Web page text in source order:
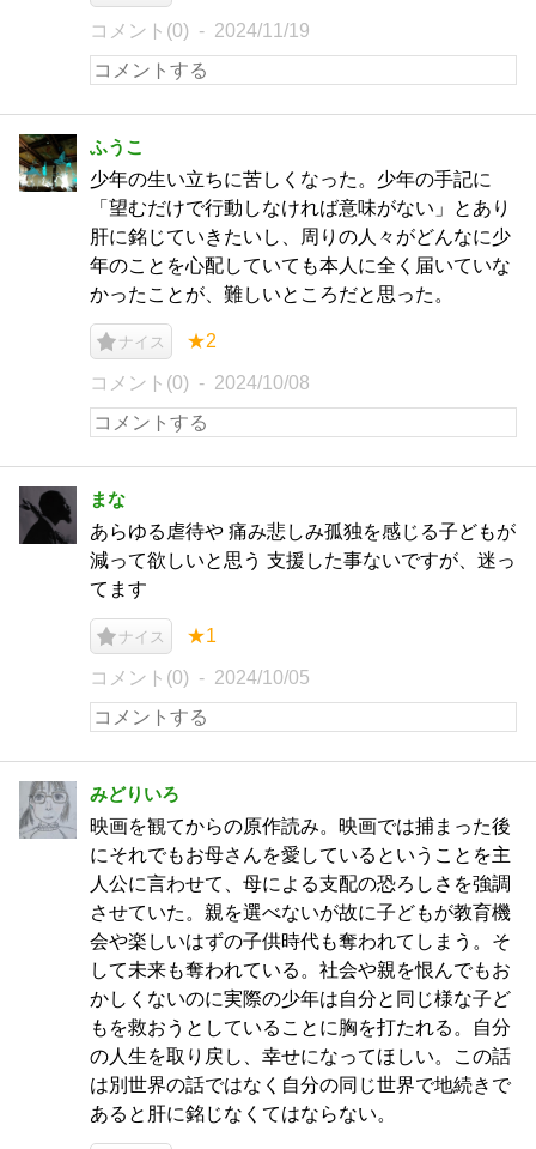
コメント(0) 2024/11/19
ふうこ
少年の生い立ちに苦しくなった。少年の手記に
「望むだけで行動しなければ意味がない」とあり
肝に銘じていきたいし、周りの人々がどんなに少
年のことを心配していても本人に全く届いていな
かったことが、難しいところだと思った。
ナイス ★2
コメント(0) 2024/10/08
まな
あらゆる虐待や 痛み悲しみ孤独を感じる子どもが
減って欲しいと思う 支援した事ないですが、迷っ
てます
ナイス ★1
コメント(0) 2024/10/05
みどりいろ
映画を観てからの原作読み。映画では捕まった後
にそれでもお母さんを愛しているということを主
人公に言わせて、母による支配の恐ろしさを強調
させていた。親を選べないが故に子どもが教育機
会や楽しいはずの子供時代も奪われてしまう。そ
して未来も奪われている。社会や親を恨んでもお
かしくないのに実際の少年は自分と同じ様な子ど
もを救おうとしていることに胸を打たれる。自分
の人生を取り戻し、幸せになってほしい。この話
は別世界の話ではなく自分の同じ世界で地続きで
あると肝に銘じなくてはならない。